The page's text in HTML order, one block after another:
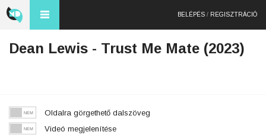
BELÉPÉS / REGISZTRÁCIÓ
Dean Lewis - Trust Me Mate (2023)
Oldalra görgethető dalszöveg
Videó megjelenítése